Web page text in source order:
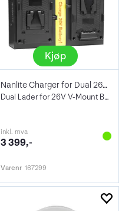
Kjøp
Nanlite Charger for Dual 26V V-mount
Dual Lader for 26V V-Mount Batterier
inkl. mva
3 399,-
Varenr 167299